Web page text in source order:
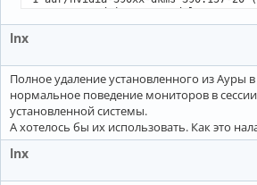
==> Пакеты для установки (пример:
lnx
Полное удаление установленного из Ауры
нормальное поведение мониторов в
установленной системы.
А хотелось бы их использовать. Как это
lnx